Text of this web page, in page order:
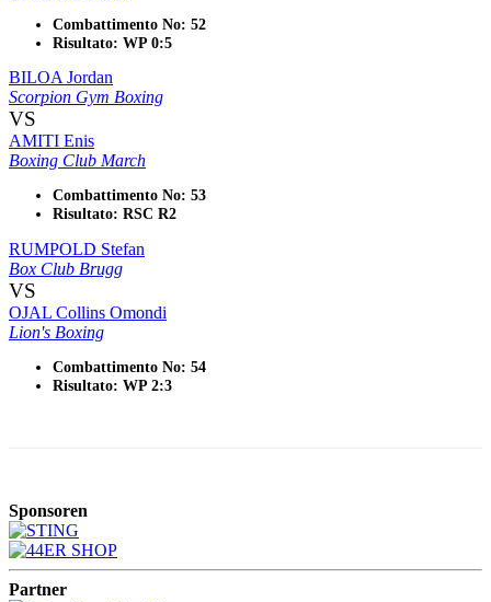
Combattimento No: 52
Risultato: WP 0:5
BILOA Jordan
Scorpion Gym Boxing
VS
AMITI Enis
Boxing Club March
Combattimento No: 53
Risultato: RSC R2
RUMPOLD Stefan
Box Club Brugg
VS
OJAL Collins Omondi
Lion's Boxing
Combattimento No: 54
Risultato: WP 2:3
Sponsoren
Partner